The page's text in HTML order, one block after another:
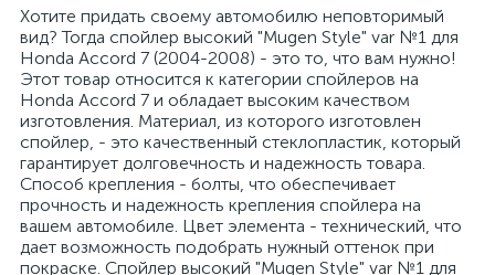
Хотите придать своему автомобилю неповторимый
вид? Тогда спойлер высокий "Mugen Style" var №1 для
Honda Accord 7 (2004-2008) - это то, что вам нужно!
Этот товар относится к категории спойлеров на
Honda Accord 7 и обладает высоким качеством
изготовления. Материал, из которого изготовлен
спойлер, - это качественный стеклопластик, который
гарантирует долговечность и надежность товара.
Способ крепления - болты, что обеспечивает
прочность и надежность крепления спойлера на
вашем автомобиле. Цвет элемента - технический, что
дает возможность подобрать нужный оттенок при
покраске. Спойлер высокий "Mugen Style" var №1 для